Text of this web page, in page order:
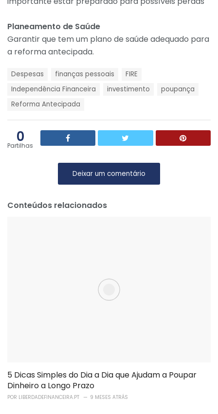
Planeamento de Saúde
Garantir que tem um plano de saúde adequado para
a reforma antecipada.
g
Despesas finanças pessoais
FIRE
Independência Financeira
investimento
poupança
Reforma Antecipada
0
Partilhas
Deixar um comentário
Conteúdos relacionados
5 Dicas Simples do Dia a Dia que Ajudam a Poupar
Dinheiro a Longo Prazo
POR LIBERDADEFINANCEIRA.PT 9 MESES ATRÁS